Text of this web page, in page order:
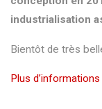
industrialisation
Bientôt de très
Plus